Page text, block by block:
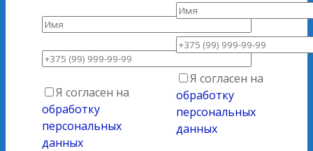
Я согласен на
обработку
персональных
данных
Я согласен на
обработку
персональных
данных